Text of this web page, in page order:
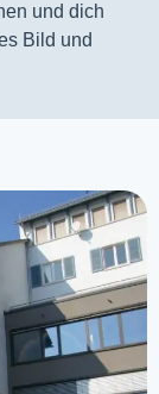
und dich
Bild und